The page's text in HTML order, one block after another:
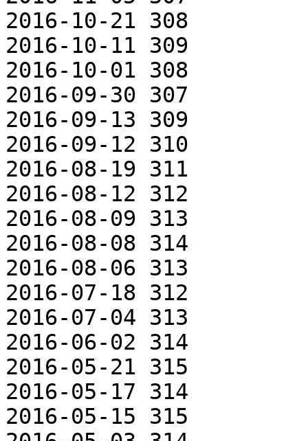
2016-10-21 308
2016-10-11 309
2016-10-01 308
2016-09-30 307
2016-09-13 309
2016-09-12 310
2016-08-19 311
2016-08-12 312
2016-08-09 313
2016-08-08 314
2016-08-06 313
2016-07-18 312
2016-07-04 313
2016-06-02 314
2016-05-21 315
2016-05-17 314
2016-05-15 315